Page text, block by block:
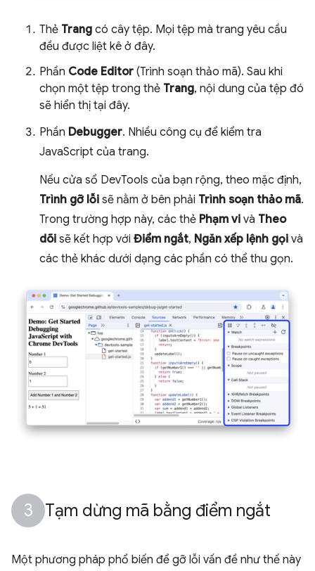
Thẻ Trang có cây tệp. Mọi tệp mà trang yêu cầu
đều được liệt kê ở đây.
Phần Code Editor (Trình soạn thảo mã). Sau khi
chọn một tệp trong thẻ Trang, nội dung của tệp đó
sẽ hiển thị tại đây.
Phần Debugger. Nhiều công cụ để kiểm tra
JavaScript của trang.
Nếu cửa sổ DevTools của bạn rộng, theo mặc định,
Trình gỡ lỗi sẽ nằm ở bên phải Trình soạn thảo mã.
Trong trường hợp này, các thẻ Phạm vi và Theo
dõi sẽ kết hợp với Điểm ngắt, Ngăn xếp lệnh gọi và
các thẻ khác dưới dạng các phần có thể thu gọn.
Tạm dừng mã bằng điểm ngắt
Một phương pháp phổ biến để gỡ lỗi vấn đề như thế này